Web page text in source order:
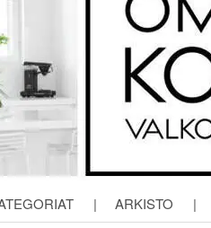
| ARKISTO |